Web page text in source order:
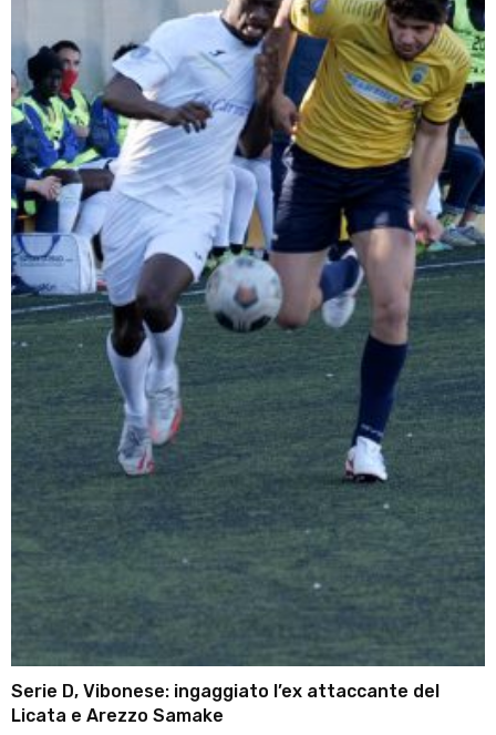
Serie D, Vibonese: ingaggiato l’ex attaccante del
Licata e Arezzo Samake